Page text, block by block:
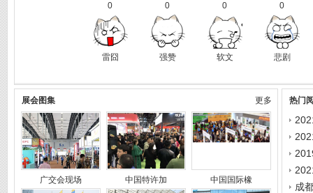
0
雷囧
0
强赞
0
软文
0
悲剧
展会图集 更多
广交会现场 中国特许加 中国国际橡
热门
成